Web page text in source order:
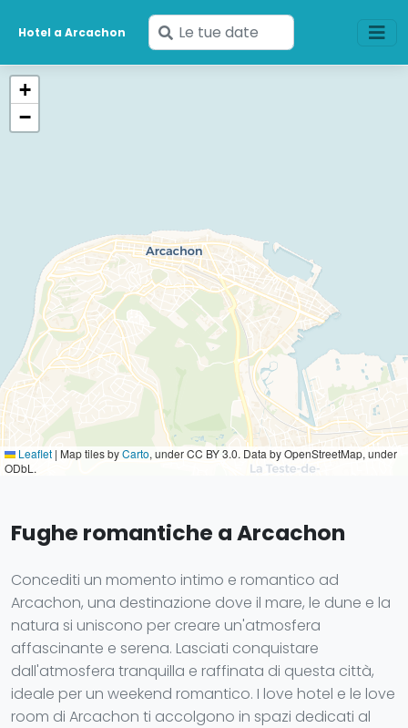
Hotel a Arcachon
Inserisci
le
+
−
Leaflet | Map tiles byCarto, under CC BY 3.0. Data by OpenStreetMap, under
ODbL.
Fughe romantiche a Arcachon
Concediti un momento intimo e romantico ad
Arcachon, una destinazione dove il mare, le dune e la
natura si uniscono per creare un'atmosfera
affascinante e serena. Lasciati conquistare
dall'atmosfera tranquilla e raffinata di questa città,
ideale per un weekend romantico. I love hotel e le love
room di Arcachon ti accolgono in spazi dedicati al